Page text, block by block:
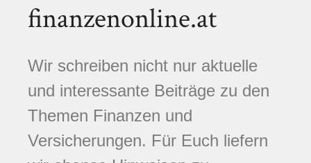
finanzenonline.at
Wir schreiben nicht nur aktuelle
und interessante Beiträge zu den
Themen Finanzen und
Versicherungen. Für Euch liefern